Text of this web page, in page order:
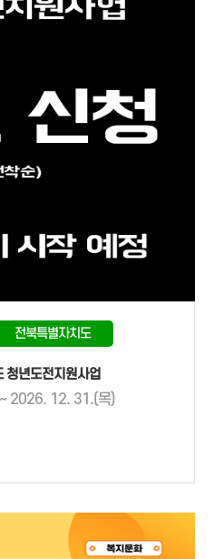
전북특별자치도
청년도전지원사업
2026. 12. 31.(목)